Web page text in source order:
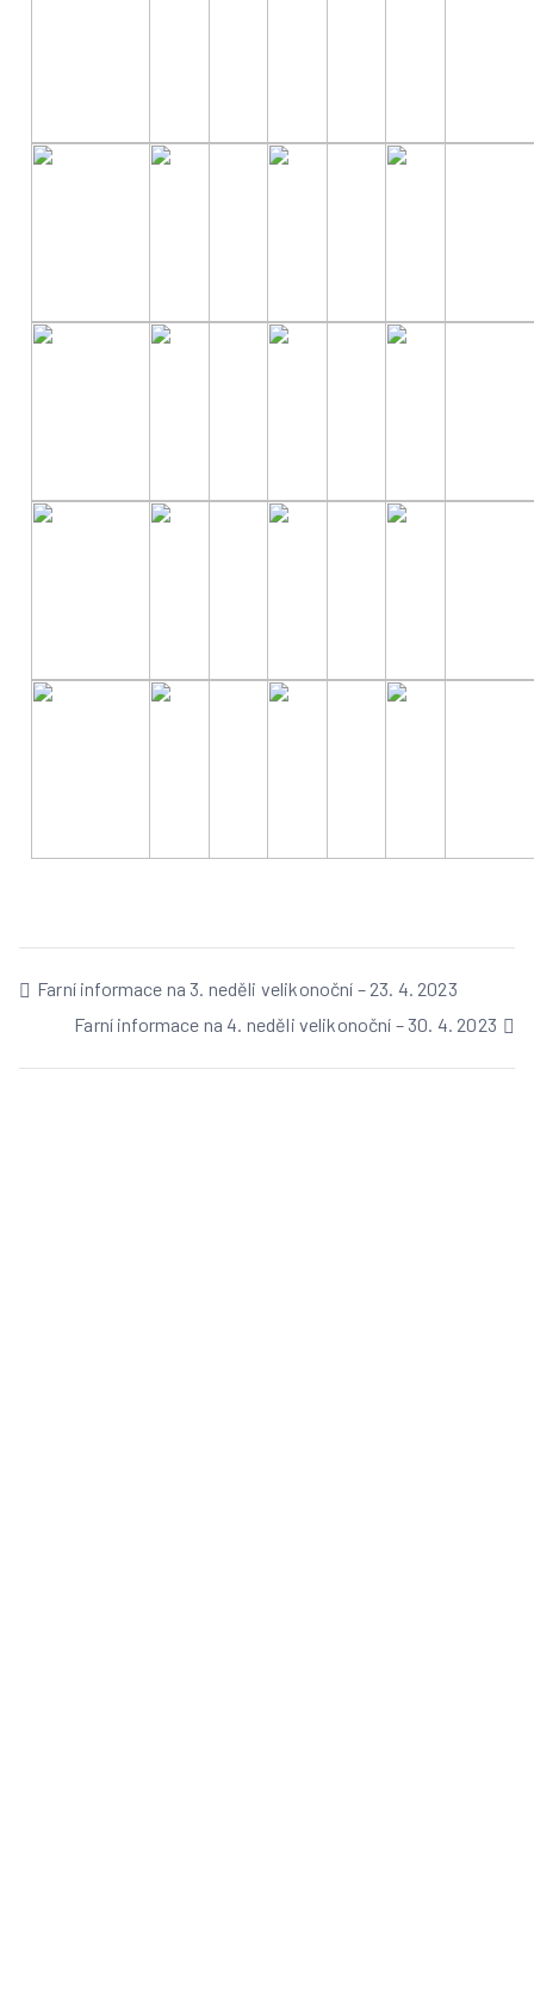
Farní informace na 3. neděli velikonoční – 23. 4. 2023
Farní informace na 4. neděli velikonoční – 30. 4. 2023